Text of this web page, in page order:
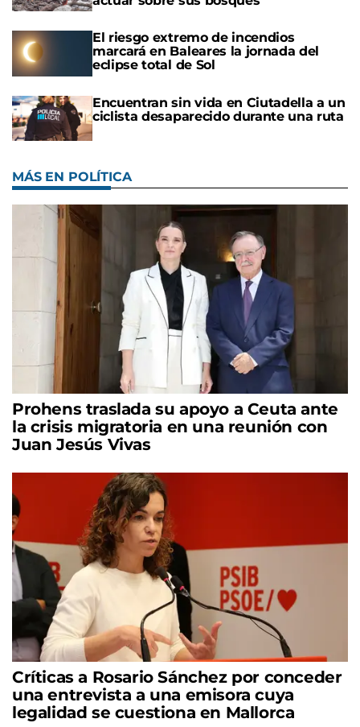
El riesgo extremo de incendios
marcará en Baleares la jornada del
eclipse total de Sol
Encuentran sin vida en Ciutadella a un
ciclista desaparecido durante una ruta
MÁS EN POLÍTICA
Prohens traslada su apoyo a Ceuta ante
la crisis migratoria en una reunión con
Juan Jesús Vivas
Críticas a Rosario Sánchez por conceder
una entrevista a una emisora cuya
legalidad se cuestiona en Mallorca